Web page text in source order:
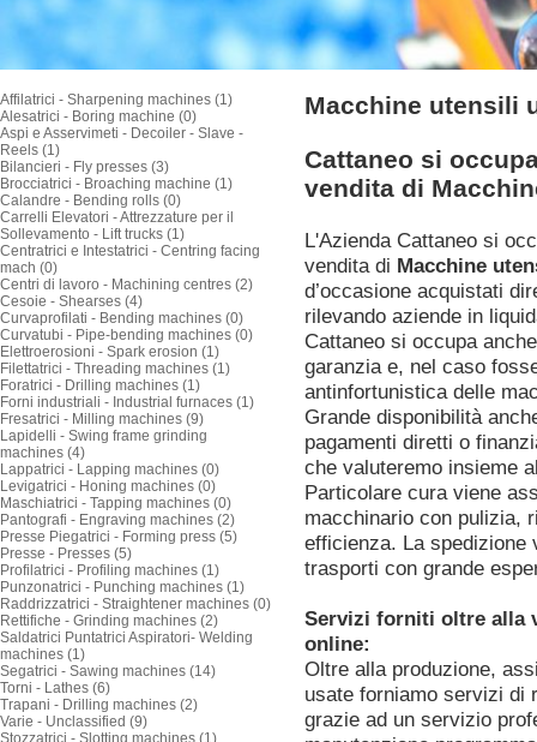
Affilatrici - Sharpening machines (1)
Alesatrici - Boring machine (0)
Aspi e Asservimeti - Decoiler - Slave -
Reels (1)
Bilancieri - Fly presses (3)
Brocciatrici - Broaching machine (1)
Calandre - Bending rolls (0)
Carrelli Elevatori - Attrezzature per il
Sollevamento - Lift trucks (1)
Centratrici e Intestatrici - Centring facing
mach (0)
Centri di lavoro - Machining centres (2)
Cesoie - Shearses (4)
Curvaprofilati - Bending machines (0)
Curvatubi - Pipe-bending machines (0)
Elettroerosioni - Spark erosion (1)
Filettatrici - Threading machines (1)
Foratrici - Drilling machines (1)
Forni industriali - Industrial furnaces (1)
Fresatrici - Milling machines (9)
Lapidelli - Swing frame grinding
machines (4)
Lappatrici - Lapping machines (0)
Levigatrici - Honing machines (0)
Maschiatrici - Tapping machines (0)
Pantografi - Engraving machines (2)
Presse Piegatrici - Forming press (5)
Presse - Presses (5)
Profilatrici - Profiling machines (1)
Punzonatrici - Punching machines (1)
Raddrizzatrici - Straightener machines (0)
Rettifiche - Grinding machines (2)
Saldatrici Puntatrici Aspiratori- Welding
machines (1)
Segatrici - Sawing machines (14)
Torni - Lathes (6)
Trapani - Drilling machines (2)
Varie - Unclassified (9)
Stozzatrici - Slotting machines (1)
Macchine utensili
Cattaneo si
vendita di
L'Azienda Cattaneo si
vendita di Macchine
d’occasione acquistati
rilevando aziende in
Cattaneo si occupa
garanzia e, nel caso
antinfortunistica delle
Grande disponibilità
pagamenti diretti o
che valuteremo insieme
Particolare cura viene
macchinario con pulizia,
efficienza. La spedizione
trasporti con grande
Servizi forniti oltre alla
online:
Oltre alla produzione,
usate forniamo servizi di
grazie ad un servizio